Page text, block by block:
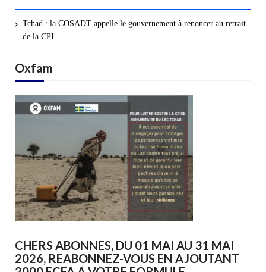
Tchad : la COSADT appelle le gouvernement à renoncer au retrait
de la CPI
Oxfam
CHERS ABONNES, DU 01 MAI AU 31 MAI
2026, REABONNEZ-VOUS EN AJOUTANT